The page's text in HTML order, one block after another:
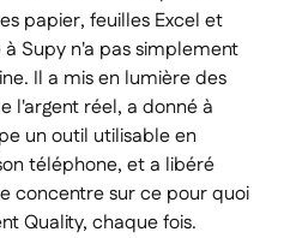
papier, feuilles Excel et
Supy n'a pas simplement
Il a mis en lumière des
l'argent réel, a donné à
un outil utilisable en
téléphone, et a libéré
concentre sur ce pour quoi
Quality, chaque fois.